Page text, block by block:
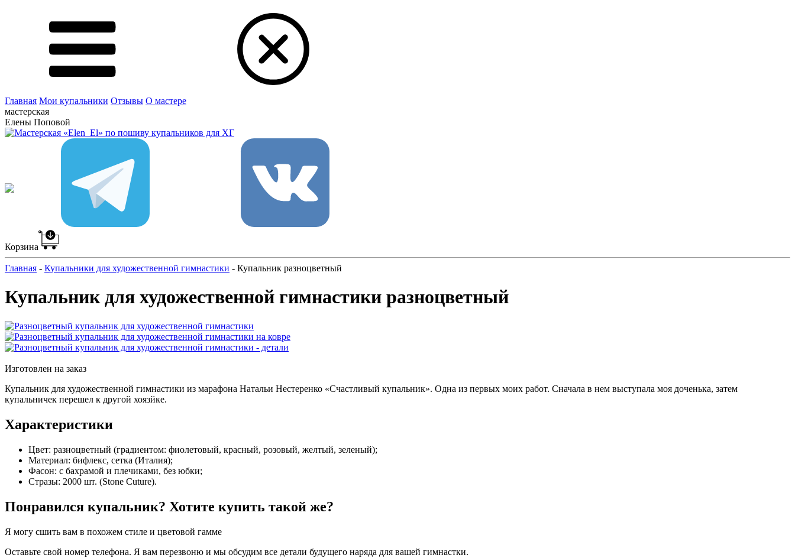
Главная Мои купальники Отзывы О мастере
мастерская
Елены Поповой
Корзина
Главная - Купальники для художественной гимнастики - Купальник разноцветный
Купальник для художественной гимнастики разноцветный
Изготовлен на заказ
Купальник для художественной гимнастики из марафона Натальи Нестеренко «Счастливый купальник». Одна из первых моих работ. Сначала в нем выступала моя доченька, затем
купальничек перешел к другой хоязйке.
Характеристики
Цвет: разноцветный (градиентом: фиолетовый, красный, розовый, желтый, зеленый);
Материал: бифлекс, сетка (Италия);
Фасон: с бахрамой и плечиками, без юбки;
Стразы: 2000 шт. (Stone Cuture).
Понравился купальник? Хотите купить такой же?
Я могу сшить вам в похожем стиле и цветовой гамме
Оставьте свой номер телефона. Я вам перезвоню и мы обсудим все детали будущего наряда для вашей гимнастки.